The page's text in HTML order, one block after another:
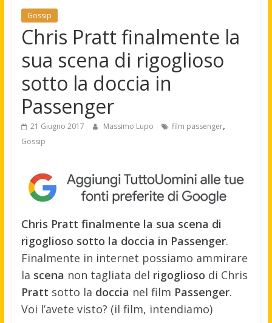
Gossip
Chris Pratt finalmente la
sua scena di rigoglioso
sotto la doccia in
Passenger
21 Giugno 2017 Massimo Lupo film passenger,
Gossip
Chris Pratt finalmente la sua scena di
rigoglioso sotto la doccia in Passenger.
Finalmente in internet possiamo ammirare
la scena non tagliata del rigoglioso di Chris
Pratt sotto la doccia nel film Passenger.
Voi l’avete visto? (il film, intendiamo)